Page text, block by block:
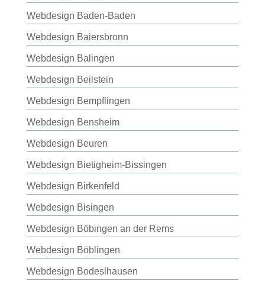
Webdesign Baden-Baden
Webdesign Baiersbronn
Webdesign Balingen
Webdesign Beilstein
Webdesign Bempflingen
Webdesign Bensheim
Webdesign Beuren
Webdesign Bietigheim-Bissingen
Webdesign Birkenfeld
Webdesign Bisingen
Webdesign Böbingen an der Rems
Webdesign Böblingen
Webdesign Bodeslhausen